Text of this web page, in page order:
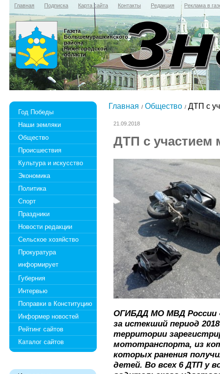
Главная Подписка Карта сайта Контакты Редакция Реклама в
Газета
Большемурашкинского
района
Нижегородской
области
Год Победы
Наши земляки
Общество
Происшествия
Культура и искусство
Экономика
Политика
Спорт
Праздники
Новости редакции
Сельское хозяйство
Прокуратура
информирует
Губерния
Интервью
Поправки в Конституцию
Информер новостей
Рейтинг сайтов
Каталог сайтов
Главная Общество ДТП с
21.09.2018
ДТП с участием
ОГИБДД МО МВД России
за истекший период
территории
мототранспорта, из
которых ранения
детей. Во всех 6 ДТП у